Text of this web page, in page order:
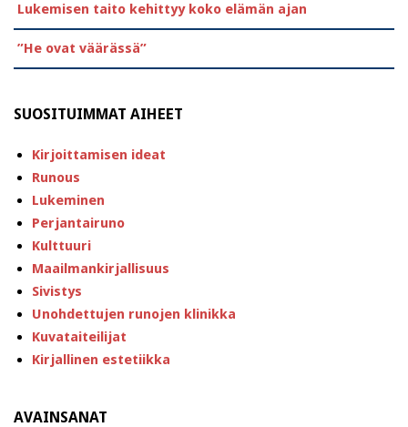
Lukemisen taito kehittyy koko elämän ajan
”He ovat väärässä”
SUOSITUIMMAT AIHEET
Kirjoittamisen ideat
Runous
Lukeminen
Perjantairuno
Kulttuuri
Maailmankirjallisuus
Sivistys
Unohdettujen runojen klinikka
Kuvataiteilijat
Kirjallinen estetiikka
AVAINSANAT